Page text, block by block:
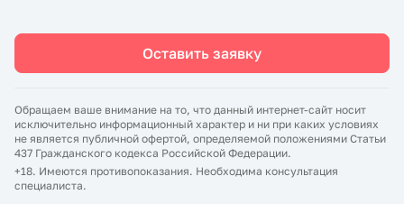
Оставить заявку
Обращаем ваше внимание на то, что данный интернет-сайт носит
исключительно информационный характер и ни при каких условиях
не является публичной офертой, определяемой положениями Статьи
437 Гражданского кодекса Российской Федерации.
+18. Имеются противопоказания. Необходима консультация
специалиста.